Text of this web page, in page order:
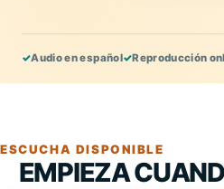
✓Audio en español✓Reproducción
ESCUCHA DISPONIBLE
EMPIEZA